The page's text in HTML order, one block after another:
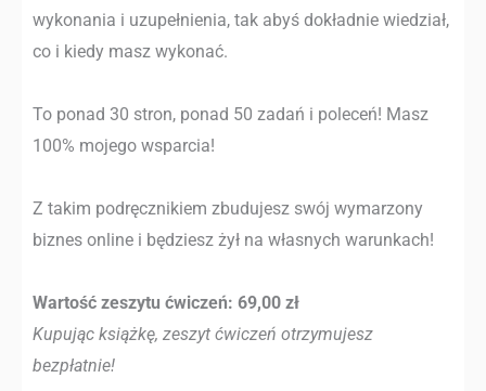
wykonania i uzupełnienia, tak abyś dokładnie wiedział,
co i kiedy masz wykonać.
To ponad 30 stron, ponad 50 zadań i poleceń! Masz
100% mojego wsparcia!
Z takim podręcznikiem zbudujesz swój wymarzony
biznes online i będziesz żył na własnych warunkach!
Wartość zeszytu ćwiczeń: 69,00 zł
Kupując książkę, zeszyt ćwiczeń otrzymujesz
bezpłatnie!